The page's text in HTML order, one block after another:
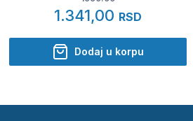
1.341,00 RSD
Dodaj u korpu